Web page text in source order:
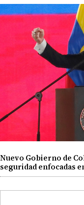
Nuevo Gobierno de
seguridad enfocadas